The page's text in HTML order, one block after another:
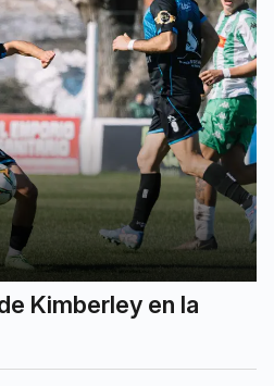
Kimberley en la